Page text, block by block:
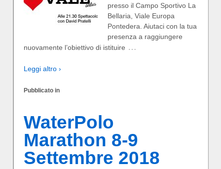
presso il Campo Sportivo La
Bellaria, Viale Europa
Pontedera. Aiutaci con la tua
presenza a raggiungere
nuovamente l’obiettivo di istituire …
Leggi altro ›
Pubblicato in
WaterPolo
Marathon 8-9
Settembre 2018